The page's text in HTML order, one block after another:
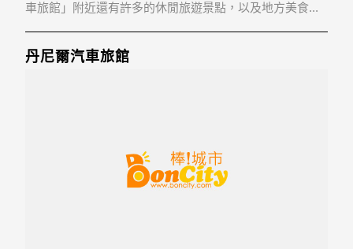
車旅館」附近還有許多的休閒旅遊景點，以及地方美食...
丹尼爾汽車旅館